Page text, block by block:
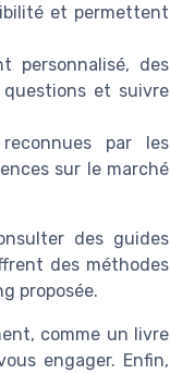
et permettent
personnalisé, des
questions et suivre
par les
sur le marché
des guides
des méthodes
proposée.
comme un livre
engager. Enfin,